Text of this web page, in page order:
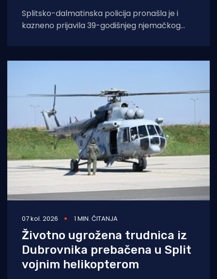
Splitsko-dalmatinska policija pronašla je i
kazneno prijavila 39-godišnjeg njemačkog
07 kol. 2026 1 MIN. ČITANJA
Životno ugrožena trudnica iz
Dubrovnika prebačena u Split
vojnim helikopterom